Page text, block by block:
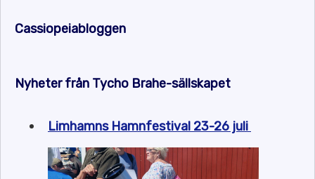
Cassiopeiabloggen
Nyheter från Tycho Brahe-sällskapet
Limhamns Hamnfestival 23-26 juli